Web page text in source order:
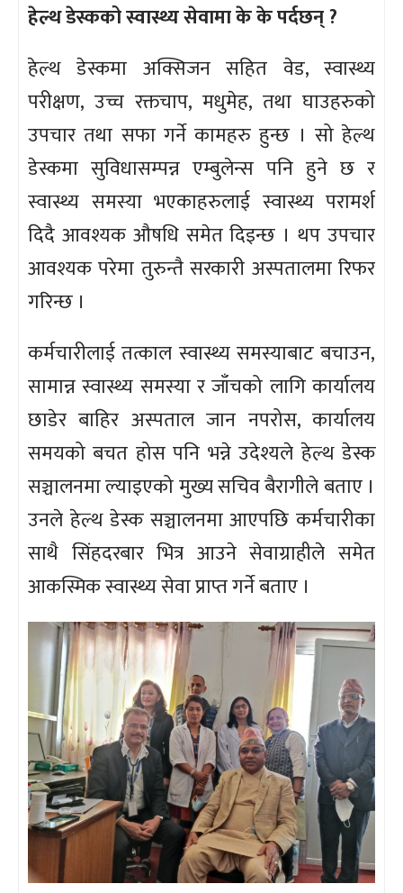
हेल्थ डेस्कको स्वास्थ्य सेवामा के के पर्दछन् ?
हेल्थ डेस्कमा अक्सिजन सहित वेड, स्वास्थ्य
परीक्षण, उच्च रक्तचाप, मधुमेह, तथा घाउहरुको
उपचार तथा सफा गर्ने कामहरु हुन्छ । सो हेल्थ
डेस्कमा सुविधासम्पन्न एम्बुलेन्स पनि हुने छ र
स्वास्थ्य समस्या भएकाहरुलाई स्वास्थ्य परामर्श
दिदै आवश्यक औषधि समेत दिइन्छ । थप उपचार
आवश्यक परेमा तुरुन्तै सरकारी अस्पतालमा रिफर
गरिन्छ ।
कर्मचारीलाई तत्काल स्वास्थ्य समस्याबाट बचाउन,
सामान्न स्वास्थ्य समस्या र जाँचको लागि कार्यालय
छाडेर बाहिर अस्पताल जान नपरोस, कार्यालय
समयको बचत होस पनि भन्ने उदेश्यले हेल्थ डेस्क
सञ्चालनमा ल्याइएको मुख्य सचिव बैरागीले बताए ।
उनले हेल्थ डेस्क सञ्चालनमा आएपछि कर्मचारीका
साथै सिंहदरबार भित्र आउने सेवाग्राहीले समेत
आकस्मिक स्वास्थ्य सेवा प्राप्त गर्ने बताए ।